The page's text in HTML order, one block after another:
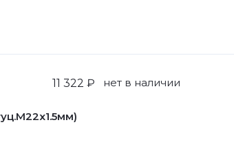
11 322 ₽ нет в наличии